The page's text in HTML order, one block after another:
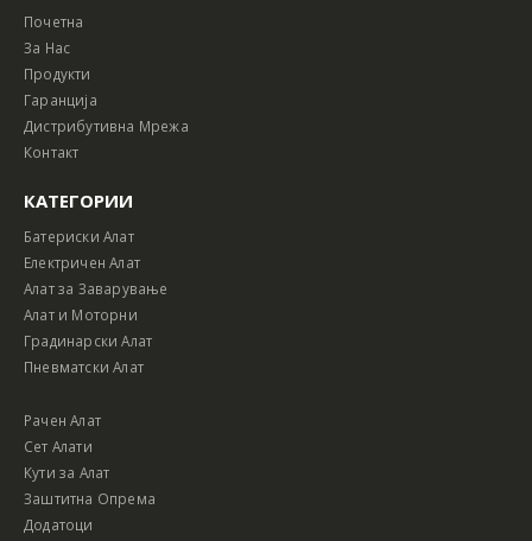
Почетна
За Нас
Продукти
Гаранција
Дистрибутивна Мрежа
Контакт
КАТЕГОРИИ
Батериски Алат
Електричен Алат
Алат за Заварување
Алат и Моторни
Градинарски Алат
Пневматски Алат
Рачен Алат
Сет Алати
Кути за Алат
Заштитна Опрема
Додатоци